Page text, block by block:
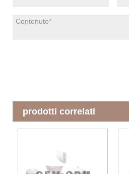
prodotti correlati